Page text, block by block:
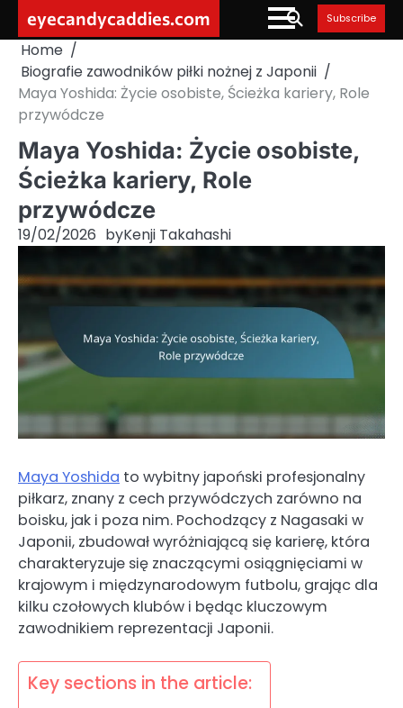
content
eyecandycaddies.com Subscribe
Home
Biografie zawodników piłki nożnej z Japonii
Maya Yoshida: Życie osobiste, Ścieżka kariery, Role
przywódcze
Maya Yoshida: Życie osobiste,
Ścieżka kariery, Role
przywódcze
19/02/2026 byKenji Takahashi
Maya Yoshida to wybitny japoński profesjonalny
piłkarz, znany z cech przywódczych zarówno na
boisku, jak i poza nim. Pochodzący z Nagasaki w
Japonii, zbudował wyróżniającą się karierę, która
charakteryzuje się znaczącymi osiągnięciami w
krajowym i międzynarodowym futbolu, grając dla
kilku czołowych klubów i będąc kluczowym
zawodnikiem reprezentacji Japonii.
Key sections in the article: